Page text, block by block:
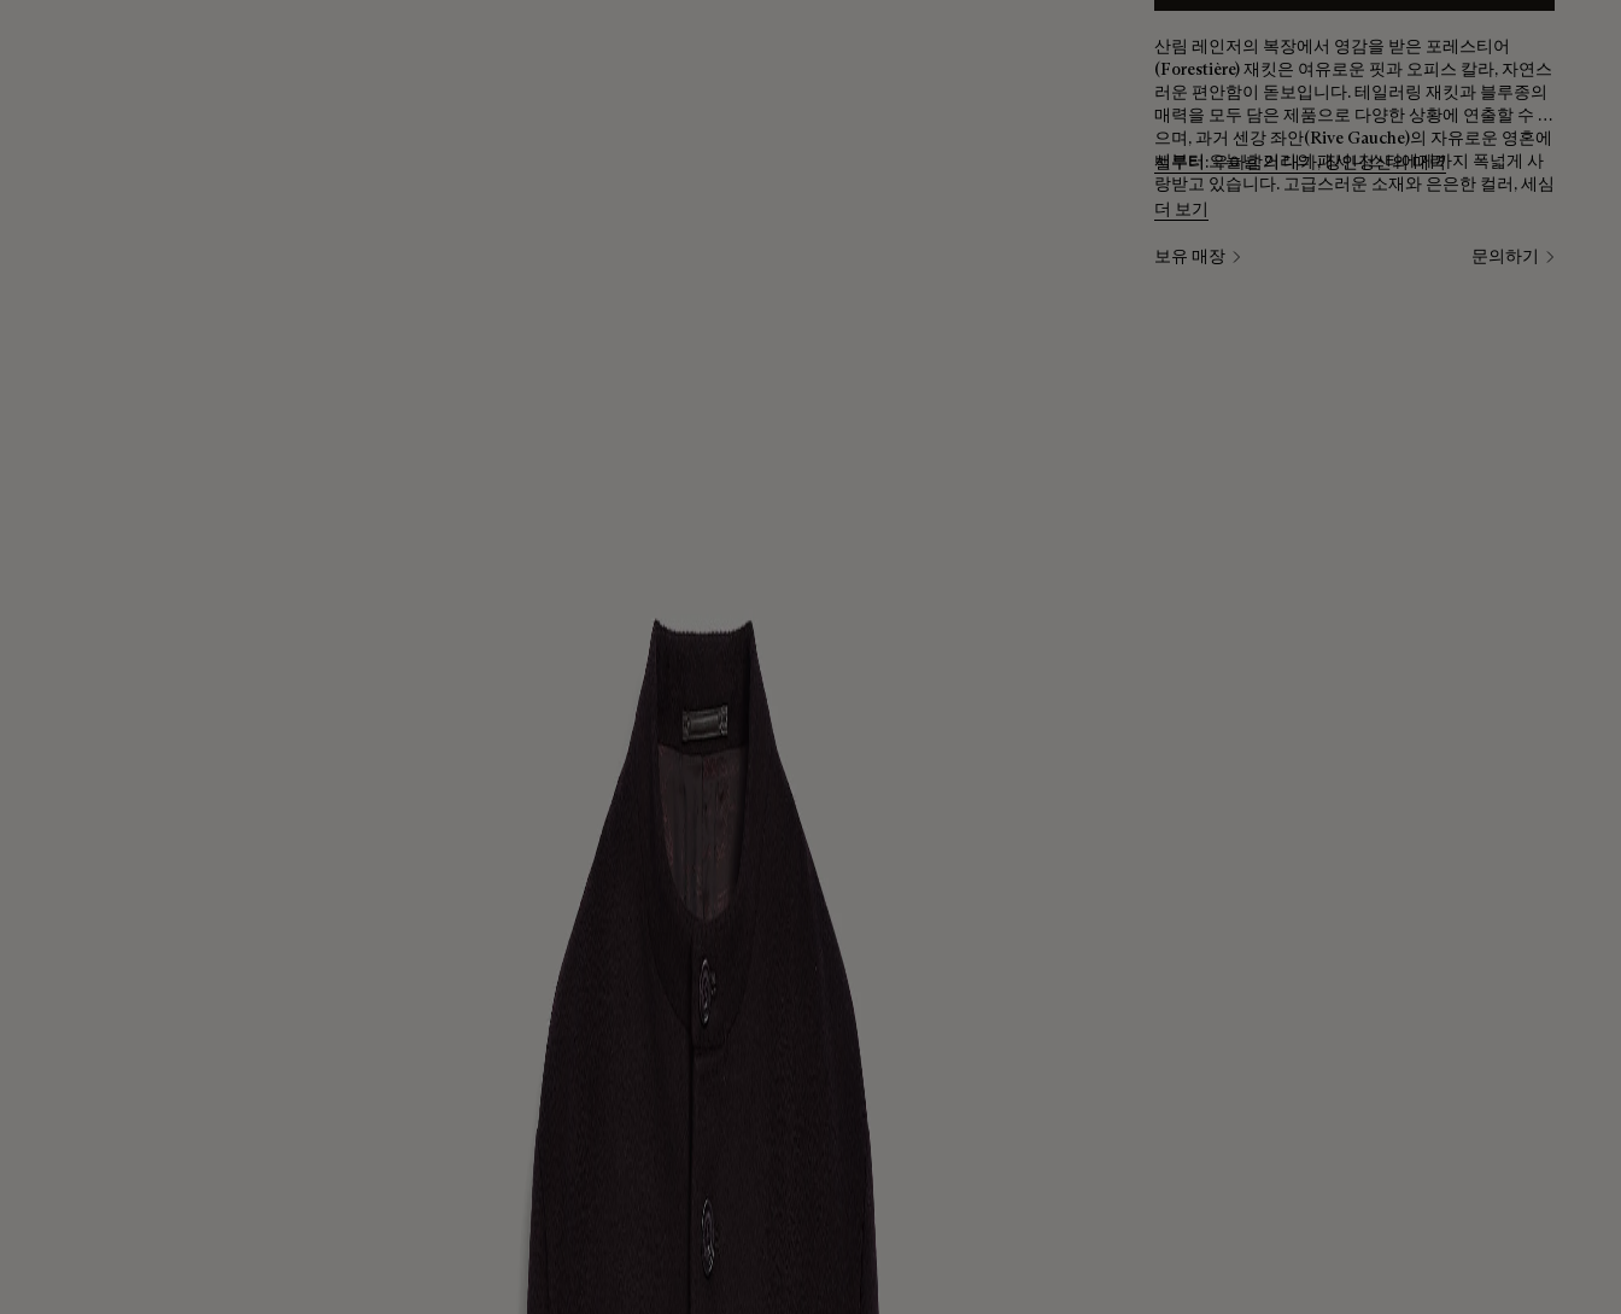
산림 레인저의 복장에서 영감을 받은 포레스티어
(Forestière) 재킷은 여유로운 핏과 오피스 칼라, 자연스
러운 편안함이 돋보입니다. 테일러링 재킷과 블루종의
매력을 모두 담은 제품으로 다양한 상황에 연출할 수 있
으며, 과거 센강 좌안(Rive Gauche)의 자유로운 영혼에
서부터 오늘날 거리의 패셔니스타에게까지 폭넓게 사
랑받고 있습니다. 고급스러운 소재와 은은한 컬러, 세심
한 디테일 등 아니스(Arnys) 메종으로부터 계승된 벨루
러는 네이비 블루 버전과는 또 다른 세련된 분위기를 전
벨루티: 우아함의 대가, 장인정신의 매력
더 보기
보유 매장 문의하기